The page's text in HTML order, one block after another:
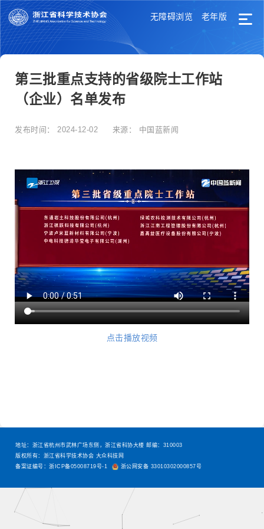
无障碍浏览 老年版
第三批重点支持的省级院士工作站
（企业）名单发布
发布时间： 2024-12-02 来源： 中国蓝新闻
点击播放视频
地址：浙江省杭州市武林广场东侧，浙江省科协大楼 邮编：310003
版权所有：浙江省科学技术协会 大众科技网
备案证编号：浙ICP备05008719号-1
浙公网安备 33010302000857号